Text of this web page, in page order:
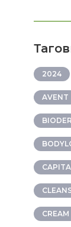
2024
AVENT
CREAM